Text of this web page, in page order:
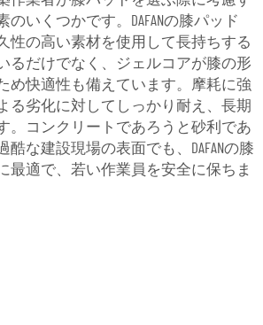
いくつかです。DAFANの膝パッド
性の高い素材を使用して長持ちする
るだけでなく、ジェルコアが膝の形
め快適性も備えています。摩耗に強
る劣化に対してしっかり耐え、長期
。コンクリートであろうと砂利であ
な建設現場の表面でも、DAFANの膝
最適で、若い作業員を安全に保ちま